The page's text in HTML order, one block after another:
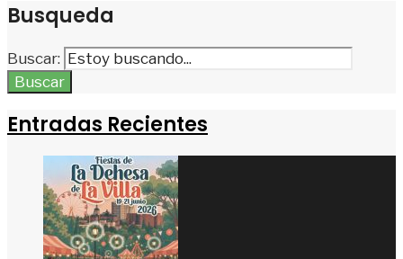
Busqueda
Buscar:
Buscar
Entradas Recientes